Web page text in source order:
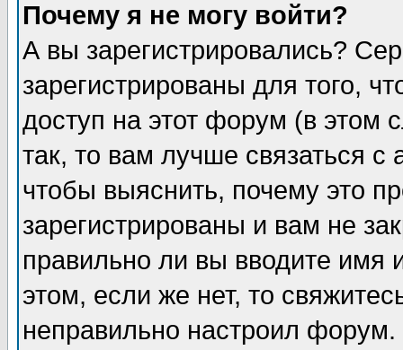
Почему я не могу войти?
А вы зарегистрировались?
зарегистрированы для того,
доступ на этот форум (в этом
так, то вам лучше связаться
чтобы выяснить, почему это
зарегистрированы и вам не
правильно ли вы вводите
этом, если же нет, то
неправильно настроил форум.